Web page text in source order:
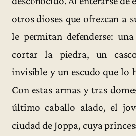
otros dioses que ofrezcan a
le permitan defenderse:
cortar la piedra, un
invisible y un escudo que lo
Con estas armas y tras
último caballo alado, el
ciudad de Joppa, cuya